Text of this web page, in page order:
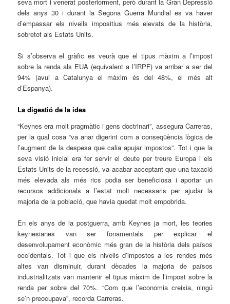
dels anys 30 i durant la Segona Guerra Mundial es va haver
d’empassar els nivells impositius més elevats de la història,
sobretot als Estats Units.
Si s’observa el gràfic es veurà que el tipus màxim a l’impost
sobre la renda als EUA (equivalent a l’IRPF) va arribar a ser del
94% (avui a Catalunya el màxim és del 48%, el més alt
d’Espanya).
La digestió de la idea
“Keynes era molt pragmàtic i gens doctrinari”, assegura Carreras,
per la qual cosa “va anar digerint com a conseqüència lògica de
l’augment de la despesa que calia apujar impostos”. Tot i que la
seva visió inicial era fer servir el deute per treure Europa i els
Estats Units de la recessió, va acabar acceptant que una taxació
més elevada als més rics podia ser beneficiosa i aportar un
recursos addicionals a l’estat molt necessaris per ajudar la
majoria de la població, que havia quedat molt empobrida.
En els anys de la postguerra, amb Keynes ja mort, les teories
keynesianes van ser fonamentals per explicar el
desenvolupament econòmic més gran de la història dels països
occidentals. Tot i que els nivells d’impostos a les rendes més
altes van disminuir, durant dècades la majoria de països
industrialitzats van mantenir el tipus màxim de l’impost sobre la
renda per sobre del 70%. “Com que l’economia creixia, ningú
se’n preocupava”, recorda Carreras.